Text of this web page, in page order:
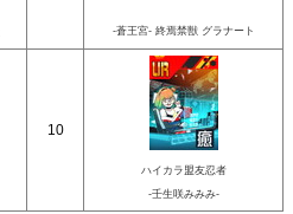
-蒼王宮- 終焉禁獣 グラナート
10
ハイカラ盟友忍者
-壬生咲みみみ-